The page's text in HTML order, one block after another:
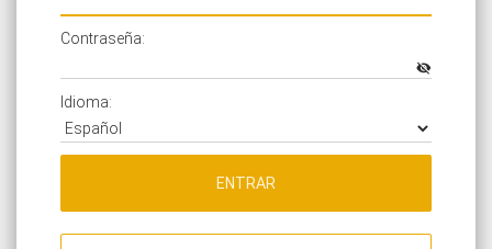
Contraseña:
Idioma:
ENTRAR